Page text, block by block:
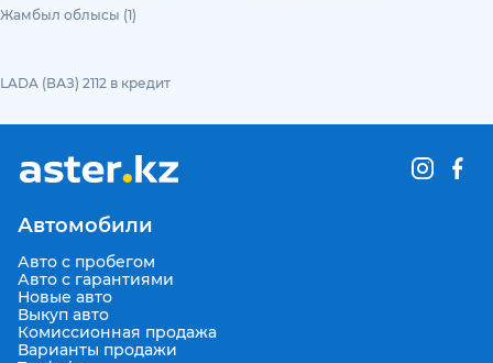
Жамбыл облысы (1)
LADA (ВАЗ) 2112 в кредит
Автомобили
Авто с пробегом
Авто с гарантиями
Новые авто
Выкуп авто
Комиссионная продажа
Варианты продажи